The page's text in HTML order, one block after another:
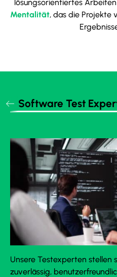
lösungsorientiertes
Mentalität, das die Projekte
Software Test
Unsere Testexperten stellen
zuverlässig,